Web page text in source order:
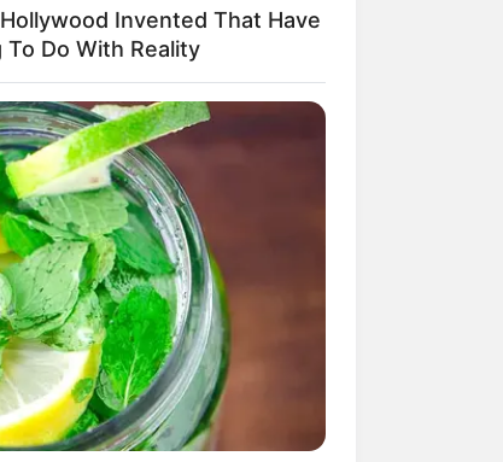
Modern, 7 Potret
Rumah Berusia
Invented That Have
To Do With Reality